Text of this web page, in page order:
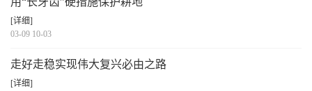
[详细]
03-09 10-03
走好走稳实现伟大复兴必由之路
[详细]